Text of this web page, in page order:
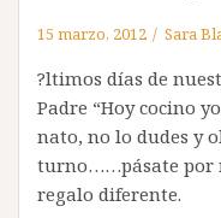
15 marzo, 2012 Sara
?ltimos días de
Padre “Hoy cocino
nato, no lo dudes y
turno……pásate por
regalo diferente.